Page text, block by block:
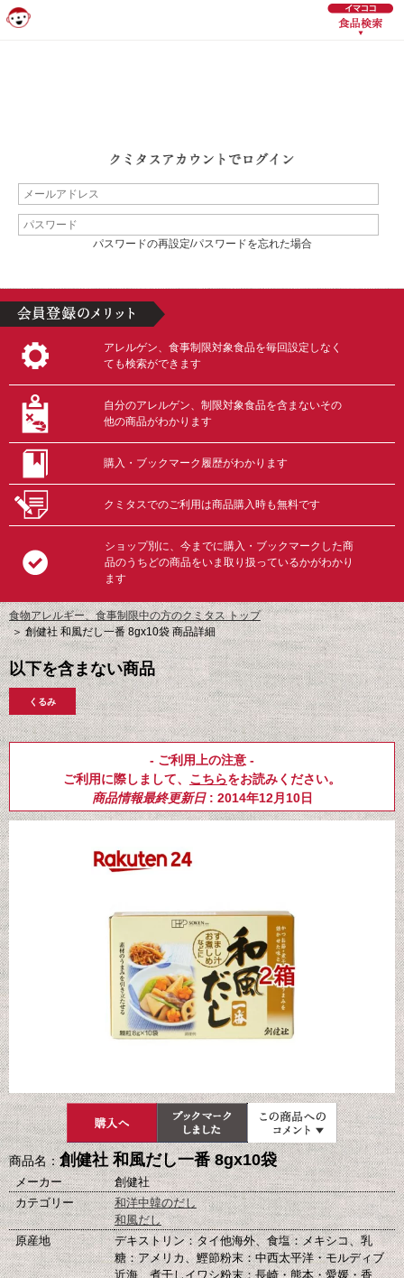
パスワードの再設定/パスワードを忘れた場合
アレルゲン、食事制限対象食品を毎回設定しなく
ても検索ができます
自分のアレルゲン、制限対象食品を含まないその
他の商品がわかります
購入・ブックマーク履歴がわかります
クミタスでのご利用は商品購入時も無料です
ショップ別に、今までに購入・ブックマークした商
品のうちどの商品をいま取り扱っているかがわかり
ます
食物アレルギー、食事制限中の方のクミタス トップ
＞創健社 和風だし一番 8gx10袋 商品詳細
以下を含まない商品
くるみ
- ご利用上の注意 -
ご利用に際しまして、 こちらをお読みください。
商品情報最終更新日: 2014年12月10日
商品名：創健社 和風だし一番 8gx10袋
メーカー
創健社
カテゴリー
和洋中韓のだし
和風だし
原産地
デキストリン：タイ他海外、食塩：メキシコ、乳
糖：アメリカ、鰹節粉末：中西太平洋・モルディブ
近海、煮干しイワシ粉末：長崎・熊本・愛媛・香